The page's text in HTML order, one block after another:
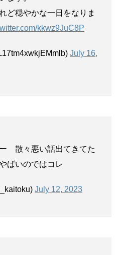
ど穏やかな一日をなりま
kkwz9JuC8P
July 16,
散々悪い話出てきてた
ばいのではコレ
July 12, 2023